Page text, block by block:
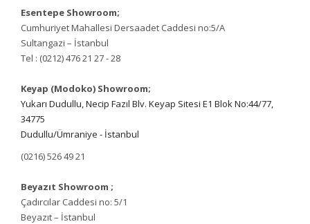
​Esentepe Showroom;
Cumhuriyet Mahallesi Dersaadet Caddesi no:5/A
Sultangazi – İstanbul
Tel : (0212) 476 21 27 - 28
Keyap (Modoko) Showroom;
Yukarı Dudullu, Necip Fazıl Blv. Keyap Sitesi E1 Blok No:44/77,
34775
Dudullu/Ümraniye - İstanbul
(0216) 526 49 21
Beyazıt Showroom ;
Çadırcılar Caddesi no: 5/1
Beyazıt – İstanbul